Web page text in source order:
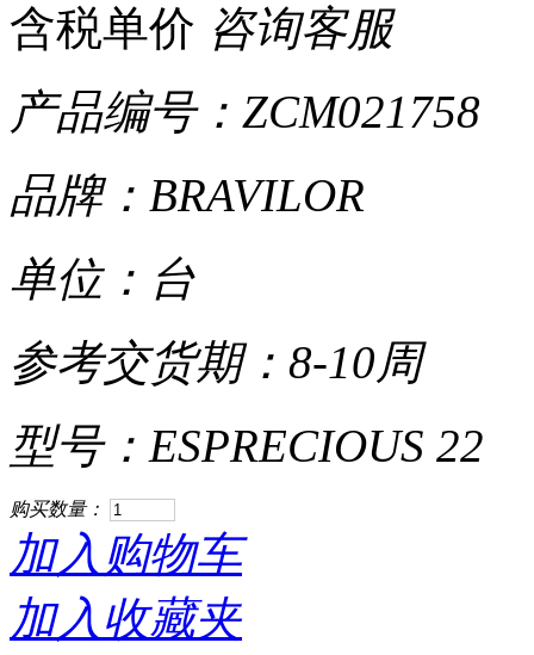
含税单价 咨询客服
产品编号：ZCM021758
品牌：BRAVILOR
单位：台
参考交货期：8-10周
型号：ESPRECIOUS 22
购买数量：
加入购物车
加入收藏夹